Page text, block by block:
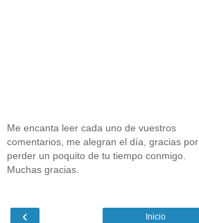
Me encanta leer cada uno de vuestros
comentarios, me alegran el día, gracias por
perder un poquito de tu tiempo conmigo.
Muchas gracias.
‹ Inicio